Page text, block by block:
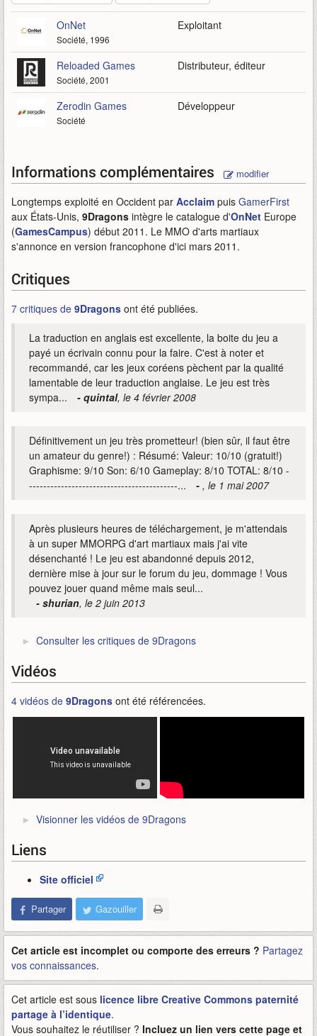
OnNet
Société, 1996
Exploitant
Reloaded Games
Société, 2001
Distributeur, éditeur
Zerodin Games
Société
Développeur
Informations complémentaires modifier
Longtemps exploité en Occident par Acclaim puis GamerFirst
aux États-Unis, 9Dragons intègre le catalogue d'OnNet Europe
(GamesCampus) début 2011. Le MMO d'arts martiaux
s'annonce en version francophone d'ici mars 2011.
Critiques
7 critiques de 9Dragons ont été publiées.
La traduction en anglais est excellente, la boite du jeu a
payé un écrivain connu pour la faire. C'est à noter et
recommandé, car les jeux coréens pèchent par la qualité
lamentable de leur traduction anglaise. Le jeu est très
sympa...
- quintal, le 4 février 2008
Définitivement un jeu très prometteur! (bien sûr, il faut être
un amateur du genre!) : Résumé: Valeur: 10/10 (gratuit!)
Graphisme: 9/10 Son: 6/10 Gameplay: 8/10 TOTAL: 8/10 -
------------------------------------------...
- , le 1 mai 2007
Après plusieurs heures de téléchargement, je m'attendais
à un super MMORPG d'art martiaux mais j'ai vite
désenchanté ! Le jeu est abandonné depuis 2012,
dernière mise à jour sur le forum du jeu, dommage ! Vous
pouvez jouer quand même mais seul...
- shurian, le 2 juin 2013
Consulter les critiques de 9Dragons
Vidéos
4 vidéos de 9Dragons ont été référencées.
Visionner les vidéos de 9Dragons
Liens
Site officiel
Partager Gazouiller
Cet article est incomplet ou comporte des erreurs ? Partagez
vos connaissances.
Cet article est sous licence libre Creative Commons paternité
partage à l’identique.
Vous souhaitez le réutiliser ? Incluez un lien vers cette page et